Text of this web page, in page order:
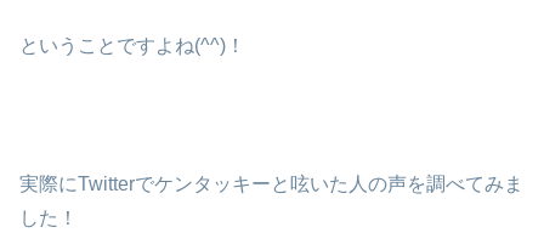
ということですよね(^^)！
実際にTwitterでケンタッキーと呟いた人の声を調べてみま
した！